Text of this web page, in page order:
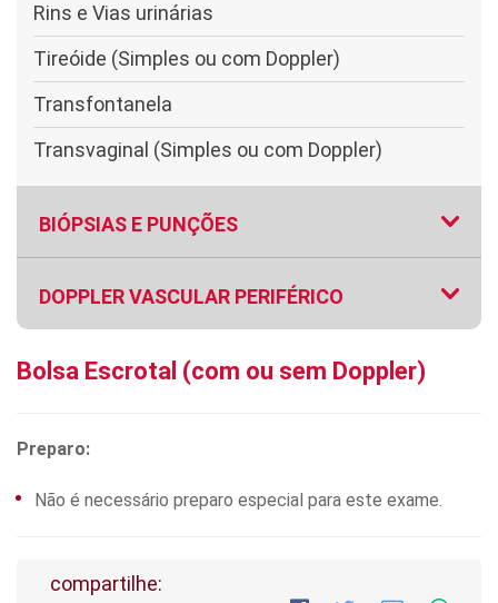
Rins e Vias urinárias
Tireóide (Simples ou com Doppler)
Transfontanela
Transvaginal (Simples ou com Doppler)
BIÓPSIAS E PUNÇÕES
DOPPLER VASCULAR PERIFÉRICO
Bolsa Escrotal (com ou sem Doppler)
Preparo:
Não é necessário preparo especial para este exame.
compartilhe: